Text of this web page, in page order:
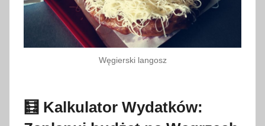
Węgierski langosz
🧮 Kalkulator Wydatków: